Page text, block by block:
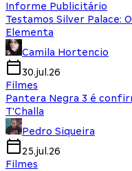
Informe Publicitário
Testamos Silver Palace:
Elementa
Camila Hortencio
30.jul.26
Filmes
Pantera Negra 3 é
T'Challa
Pedro Siqueira
25.jul.26
Filmes